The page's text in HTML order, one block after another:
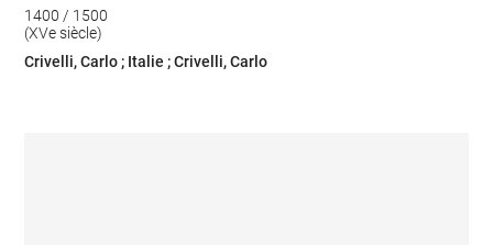
1400 / 1500
(XVe siècle)
Crivelli, Carlo ; Italie ; Crivelli, Carlo